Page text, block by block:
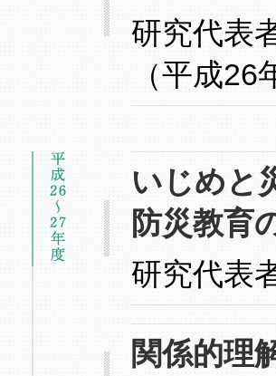
研究代
（平成26
いじめと
防災教育
研究代表
関係的理